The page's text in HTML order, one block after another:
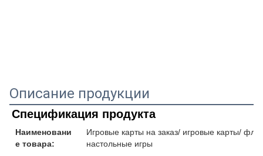
Описание продукции
Спецификация продукта
Наименовани
е товара:
Игровые карты на заказ/ игровые карты/
настольные игры